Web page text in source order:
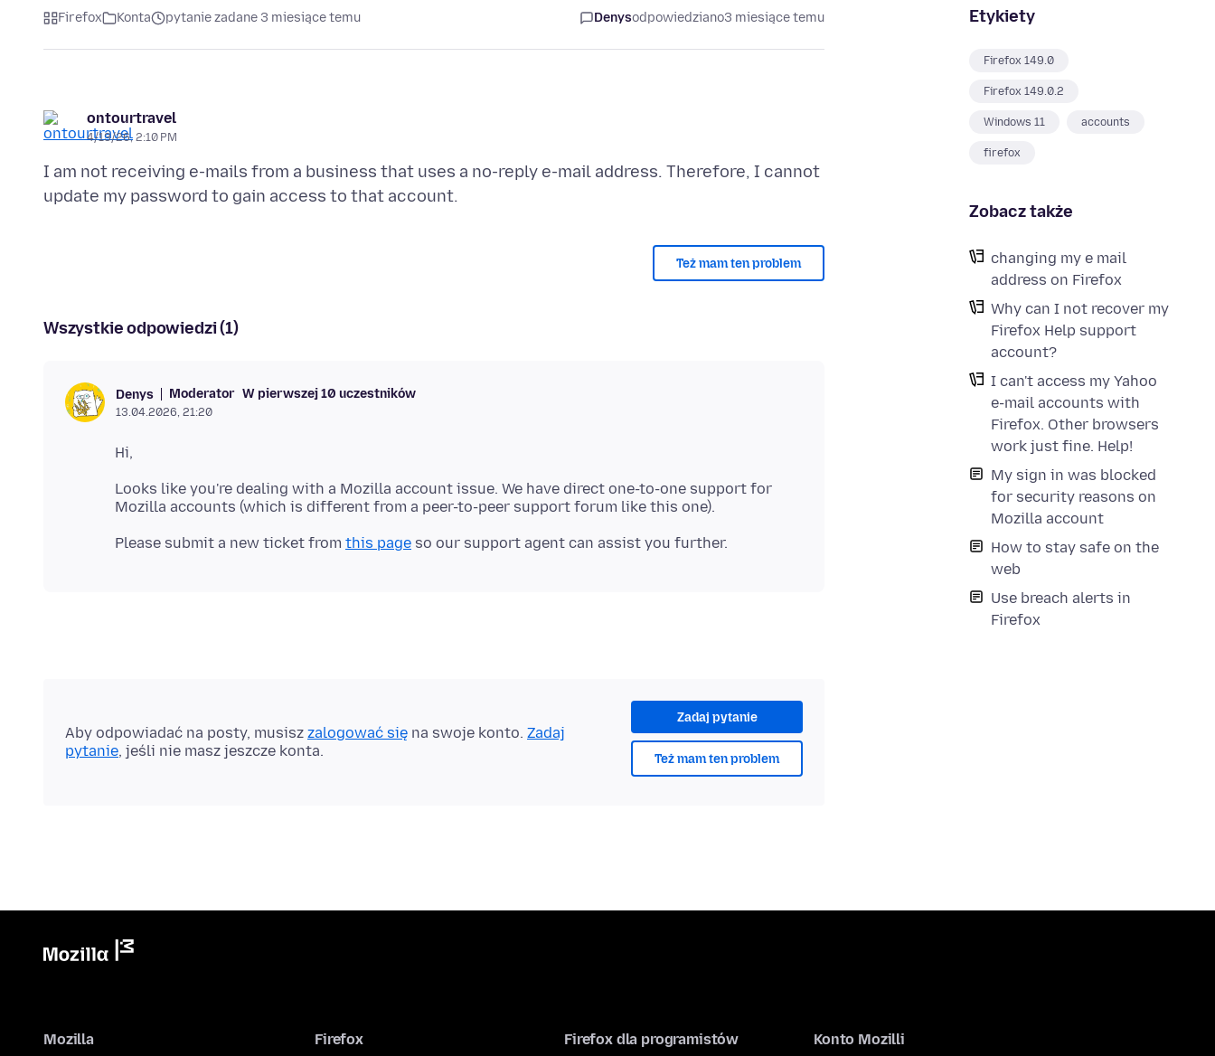
Etykiety
Firefox 149.0
Firefox 149.0.2
Windows 11 accounts
firefox
Zobacz także
changing my e mail
address on Firefox
Why can I not recover my
Firefox Help support
account?
I can't access my Yahoo
e-mail accounts with
Firefox. Other browsers
work just fine. Help!
My sign in was blocked
for security reasons on
Mozilla account
How to stay safe on the
web
Use breach alerts in
Firefox
Firefox Konta pytanie zadane 3 miesiące temu Denysodpowiedziano3 miesiące temu
ontourtravel
4/13/26, 2:10 PM
I am not receiving e-mails from a business that uses a no-reply e-mail address. Therefore, I cannot
Też mam ten problem
Wszystkie odpowiedzi (1)
Denys Moderator W pierwszej 10 uczestników
13.04.2026, 21:20
Looks like you're dealing with a Mozilla account issue. We have direct one-to-one support for
Please submit a new ticket from this page
Zadaj pytanie
Też mam ten problem
Aby odpowiadać na posty, musisz zalogować się na swoje konto. Zadaj
pytanie, jeśli nie masz jeszcze konta.
Mozilla Firefox Firefox dla programistów Konto Mozilli